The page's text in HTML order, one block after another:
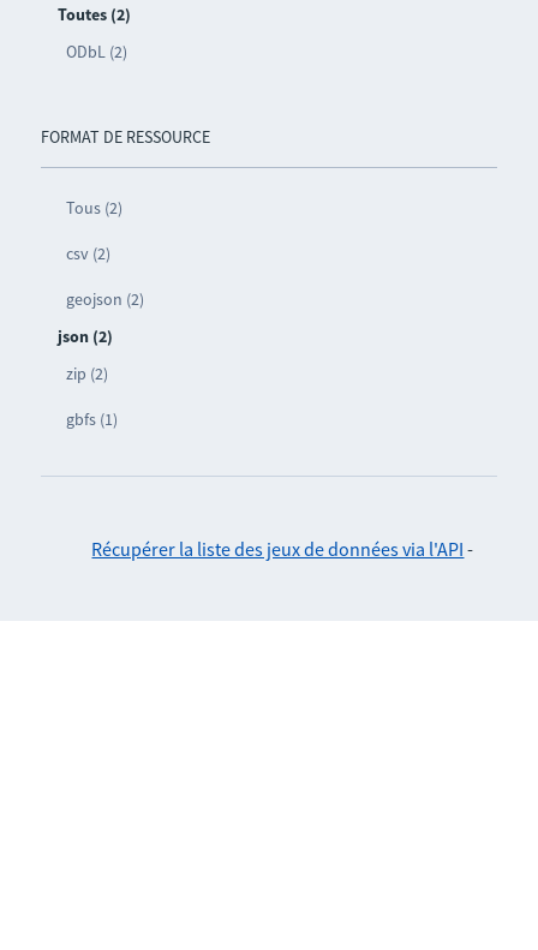
Toutes (2)
ODbL (2)
FORMAT DE RESSOURCE
Tous (2)
csv (2)
geojson (2)
json (2)
zip (2)
gbfs (1)
Récupérer la liste des jeux de données via l'API -